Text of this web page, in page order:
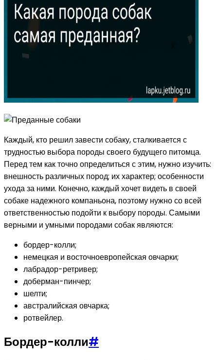
Каждый, кто решил завести собаку, сталкивается с
трудностью выбора породы своего будущего питомца.
Перед тем как точно определиться с этим, нужно изучить:
внешность различных пород; их характер; особенности
ухода за ними. Конечно, каждый хочет видеть в своей
собаке надежного компаньона, поэтому нужно со всей
ответственностью подойти к выбору породы. Самыми
верными и умными породами собак являются:
бордер-колли;
немецкая и восточноевропейская овчарки;
лабрадор-ретривер;
доберман-пинчер;
шелти;
австралийская овчарка;
ротвейлер.
Бордер-колли#